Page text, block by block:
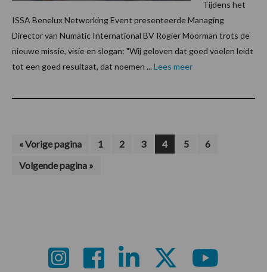
Tijdens het
ISSA Benelux Networking Event presenteerde Managing
Director van Numatic International BV Rogier Moorman trots de
nieuwe missie, visie en slogan: "Wij geloven dat goed voelen leidt
tot een goed resultaat, dat noemen ...Lees meer
«Ga
Vorige pagina Pagina
1 Pagina
2 Pagina
3 Pagina
4 Pagina
5 Pagina
6
Ga
naar
Volgende pagina »
Footer